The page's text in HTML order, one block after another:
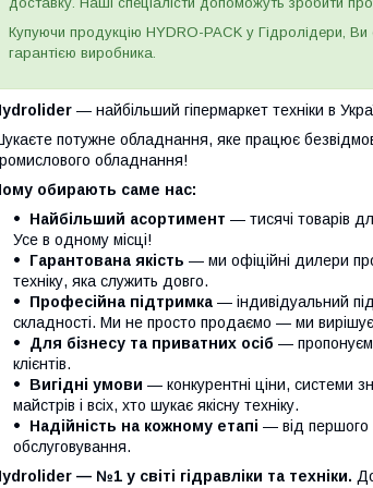
Купуючи продукцію HYDRO-PACK у Гідролідери, Ви
гарантією виробника.
— найбільший гіпермаркет техніки в
потужне обладнання, яке працює
обладнання!
обирають саме нас:
Найбільший асортимент — тисячі товарів
Усе в одному місці!
Гарантована якість — ми офіційні дилери
техніку, яка служить довго.
Професійна підтримка — індивідуальний
складності. Ми не просто продаємо — ми
Для бізнесу та приватних осіб —
клієнтів.
Вигідні умови — конкурентні ціни, системи
майстрів і всіх, хто шукає якісну техніку.
Надійність на кожному етапі — від першого
обслуговування.
— №1 у світі гідравліки та техніки.